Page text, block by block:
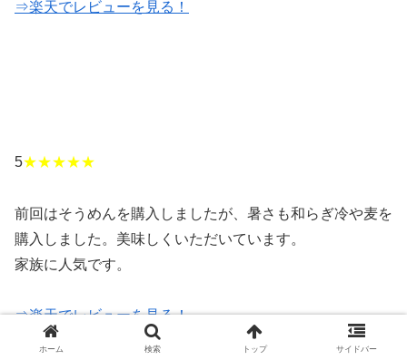
⇒楽天でレビューを見る！
5★★★★★
前回はそうめんを購入しましたが、暑さも和らぎ冷や麦を
購入しました。美味しくいただいています。
家族に人気です。
⇒楽天でレビューを見る！
ホーム 検索 トップ サイドバー